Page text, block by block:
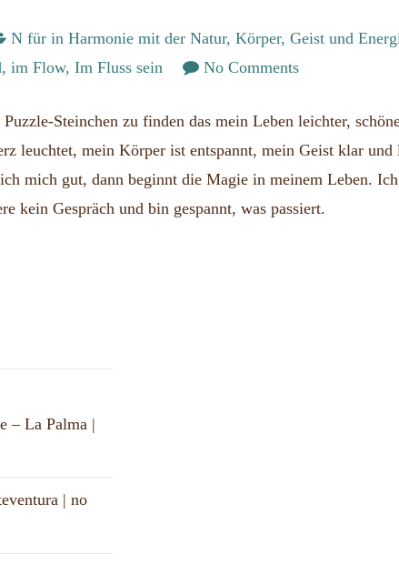
N für in Harmonie mit der Natur, Körper, Geist und
, im Flow, Im Fluss sein No Commentson
Wei
|
Flow
Zustand
Steinchen zu finden das mein Leben leichter,
leuchtet, mein Körper ist entspannt, mein Geist klar
mich gut, dann beginnt die Magie in meinem Leben.
kein Gespräch und bin gespannt, was passiert.
– La Palma |
| no